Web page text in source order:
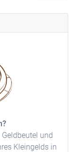
und
Kleingelds in